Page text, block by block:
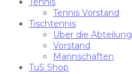
Tennis Vorstand
Tischtennis
Über die Abteilung
Vorstand
Mannschaften
TuS Shop